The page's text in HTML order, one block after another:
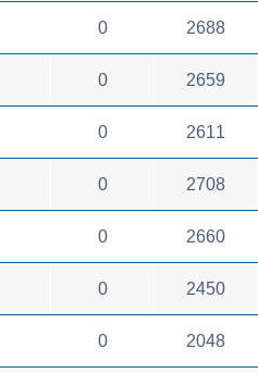
0 2688
0 2659
0 2611
0 2708
0 2660
0 2450
0 2048